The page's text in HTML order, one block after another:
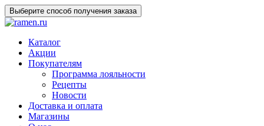
Выберите способ получения заказа
Каталог
Акции
Покупателям
Программа лояльности
Рецепты
Новости
Доставка и оплата
Магазины